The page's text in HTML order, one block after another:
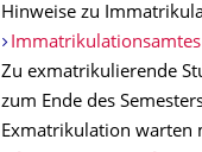
Hinweise zu
Immatrikulationsamtes
Zu exmatrikulierende
zum Ende des
Exmatrikulation warten